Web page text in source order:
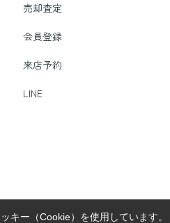
売却査定
会員登録
来店予約
LINE
キー（Cookie）を使用しています。